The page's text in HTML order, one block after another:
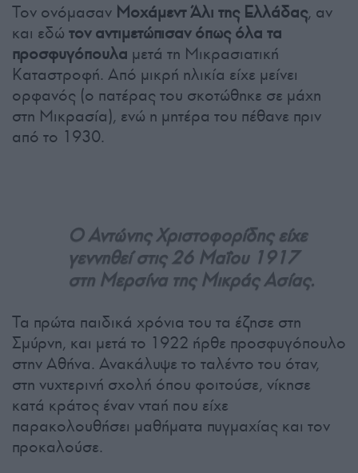
Τον ονόμασαν Μοχάμεντ Άλι της Ελλάδας, αν
και εδώ τον αντιμετώπισαν όπως όλα τα
προσφυγόπουλα μετά τη Μικρασιατική
Καταστροφή. Από μικρή ηλικία είχε μείνει
ορφανός (ο πατέρας του σκοτώθηκε σε μάχη
στη Μικρασία), ενώ η μητέρα του πέθανε πριν
από το 1930.
Ο Αντώνης Χριστοφορίδης είχε
γεννηθεί στις 26 Μαΐου 1917
στη Μερσίνα της Μικράς Ασίας.
Τα πρώτα παιδικά χρόνια του τα έζησε στη
Σμύρνη, και μετά το 1922 ήρθε προσφυγόπουλο
στην Αθήνα. Ανακάλυψε το ταλέντο του όταν,
στη νυχτερινή σχολή όπου φοιτούσε, νίκησε
κατά κράτος έναν νταή που είχε
παρακολουθήσει μαθήματα πυγμαχίας και τον
προκαλούσε.